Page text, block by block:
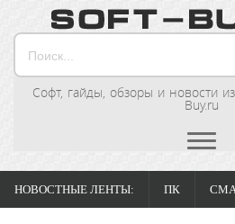
Софт, гайды, обзоры и новости
Buy.ru
НОВОСТНЫЕ ЛЕНТЫ: ПК